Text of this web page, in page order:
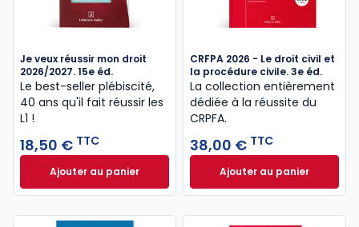
Je veux réussir mon droit
2026/2027. 15e éd.
Le best-seller plébiscité,
40 ans qu'il fait réussir les
L1 !
18,50 € TTC
Ajouter au panierJe veux réussir mon droit 2026/2027. 15e éd. à 18,50
CRFPA 2026 - Le droit civil et
la procédure civile. 3e éd.
La collection entièrement
dédiée à la réussite du
CRPFA.
38,00 € TTC
Ajouter au panierCRFPA 2026 - Le